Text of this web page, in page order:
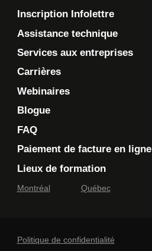
Inscription Infolettre
Assistance technique
Services aux entreprises
Carrières
Webinaires
Blogue
FAQ
Paiement de facture en ligne
Lieux de formation
Montréal Québec
Politique de confidentialité